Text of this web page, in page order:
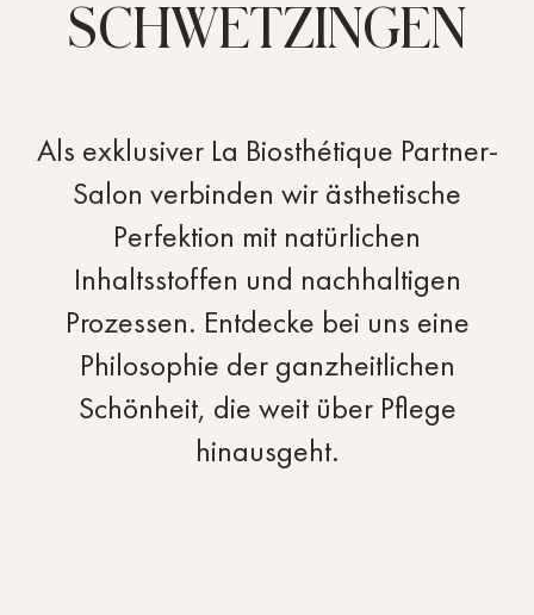
»Wer die Haare eines
Menschen pflegt,
streichelt ihre Seele.«
Marcel Contier, Gründer von La Biosthétique
SCHWETZINGEN
Als exklusiver La Biosthétique Partner-
Salon verbinden wir ästhetische
Perfektion mit natürlichen
Inhaltsstoffen und nachhaltigen
Prozessen. Entdecke bei uns eine
Philosophie der ganzheitlichen
Schönheit, die weit über Pflege
hinausgeht.